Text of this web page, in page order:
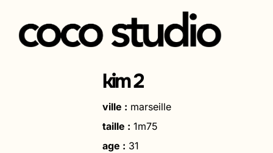
Aller
kim 2
ville : marseille
taille : 1m75
age : 31